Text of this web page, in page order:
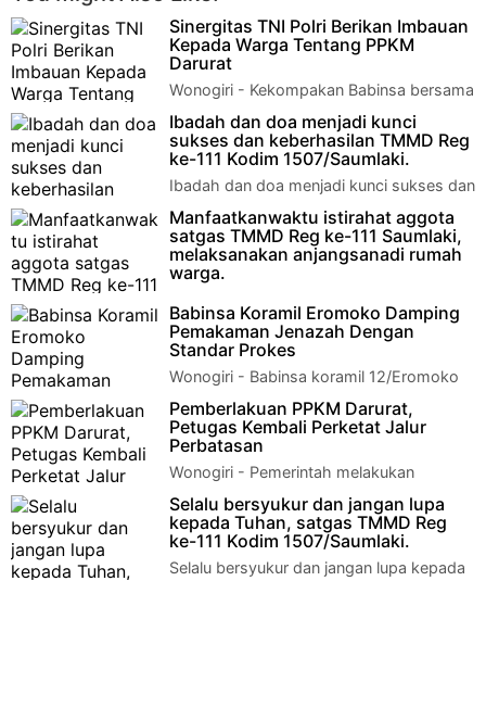
Sinergitas TNI Polri Berikan Imbauan
Kepada Warga Tentang PPKM
Darurat
Wonogiri - Kekompakan Babinsa bersama
Bhabinkamtibmas kecamatan Kismantoro
dalam rangka pencegahan Covid – 19 nampak ter…
Ibadah dan doa menjadi kunci
sukses dan keberhasilan TMMD Reg
ke-111 Kodim 1507/Saumlaki.
Ibadah dan doa menjadi kunci sukses dan
keberhasilan TMMD Reg ke-111 Kodim
1507/Saumlaki. Lorwembun – Anggota Sa…
Manfaatkanwaktu istirahat aggota
satgas TMMD Reg ke-111 Saumlaki,
melaksanakan anjangsanadi rumah
warga.
satgas TMMD Reg ke-111 Saumlaki, melaksanakan anjangsana
di rumah warga. Kormomo…
Babinsa Koramil Eromoko Damping
Pemakaman Jenazah Dengan
Standar Prokes
Wonogiri - Babinsa koramil 12/Eromoko
Kodim 0728/Wonogiri Serka Diyanto
bersama Tim Satgas Covid-19 Kecamatan Eromoko me…
Pemberlakuan PPKM Darurat,
Petugas Kembali Perketat Jalur
Perbatasan
Wonogiri - Pemerintah melakukan
pembatasan mobilitas masyarakat
dengan melakukan penyekatan jalan saat Pemberlakuan
Pemb…
Selalu bersyukur dan jangan lupa
kepada Tuhan, satgas TMMD Reg
ke-111 Kodim 1507/Saumlaki.
Selalu bersyukur dan jangan lupa kepada